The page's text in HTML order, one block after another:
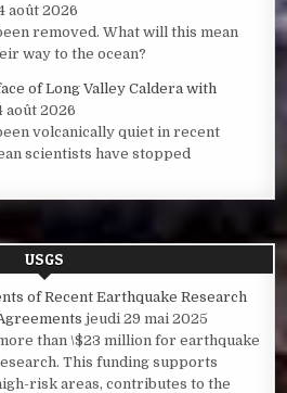
août 2026
removed. What will this mean
way to the ocean?
of Long Valley Caldera with
août 2026
volcanically quiet in recent
scientists have stopped
USGS
of Recent Earthquake Research
jeudi 29 mai 2025
than \$23 million for earthquake
This funding supports
risk areas, contributes to the